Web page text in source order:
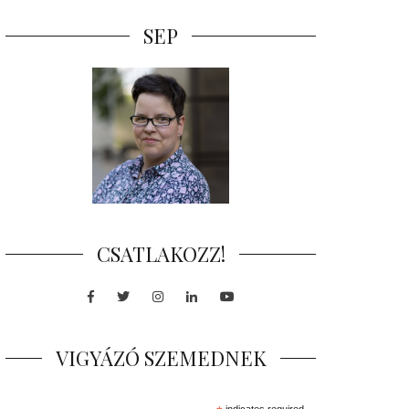
SEP
CSATLAKOZZ!
Facebook
TwitterInstagram
LinkedInYoutube
VIGYÁZÓ SZEMEDNEK